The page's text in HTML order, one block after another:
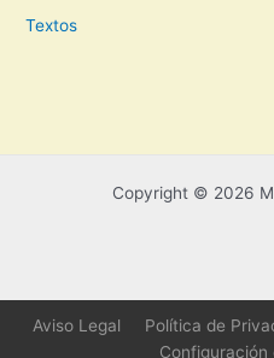
Textos
Copyright © 2026
Aviso Legal Política de
Configuración